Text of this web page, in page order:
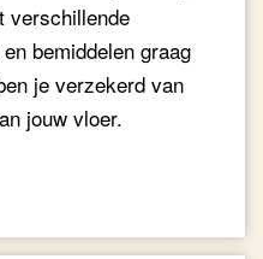
verschillende
bemiddelen graag
je verzekerd van
jouw vloer.